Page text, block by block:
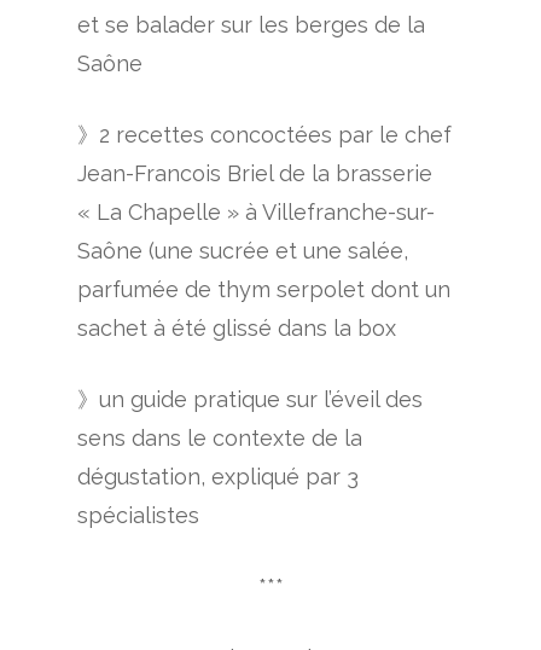
et se balader sur les berges de la
Saône
》2 recettes concoctées par le chef
Jean-Francois Briel de la brasserie
« La Chapelle » à Villefranche-sur-
Saône (une sucrée et une salée,
parfumée de thym serpolet dont un
sachet à été glissé dans la box
》un guide pratique sur l’éveil des
sens dans le contexte de la
dégustation, expliqué par 3
spécialistes
***